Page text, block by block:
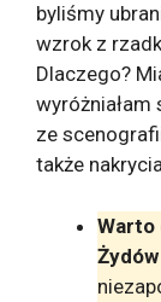
byliśmy
wzrok z
Dlaczego?
wyróżniałam
ze
także
Warto
Żydów